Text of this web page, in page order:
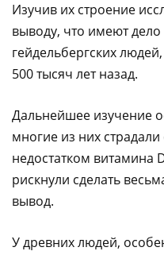
Изучив их строение
выводу, что имеют дело
гейдельбергских
500 тысяч лет назад.
Дальнейшее изучение
многие из них
недостатком витамина
рискнули сделать
вывод.
У древних людей,